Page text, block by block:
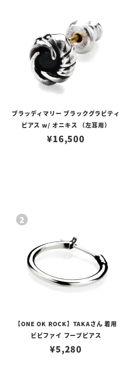
ブラッディマリー ブラックグラビティ
ピアス w/ オニキス （左耳用）
¥16,500
【ONE OK ROCK】TAKAさん 着用
ビビファイ フープピアス
¥5,280